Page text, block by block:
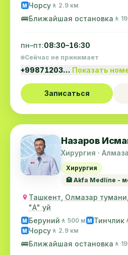
M Чорсу 🚶 2.9 км
🚌Ближайшая остановка 🚶
пн–пт:08:30–16:30
Сейчас не принимает
+99871203… Показать
Записаться
Назаров
Хирургия ·
Хирургия
🏥 Akfa Medline -
Ташкент, Олмазар
"А" уй
M Беруний 🚶 500 м M Тинчлик
M Чорсу 🚶 2.9 км
🚌Ближайшая остановка 🚶